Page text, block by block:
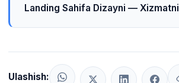
Landing Sahifa Dizayni —
Ulashish: